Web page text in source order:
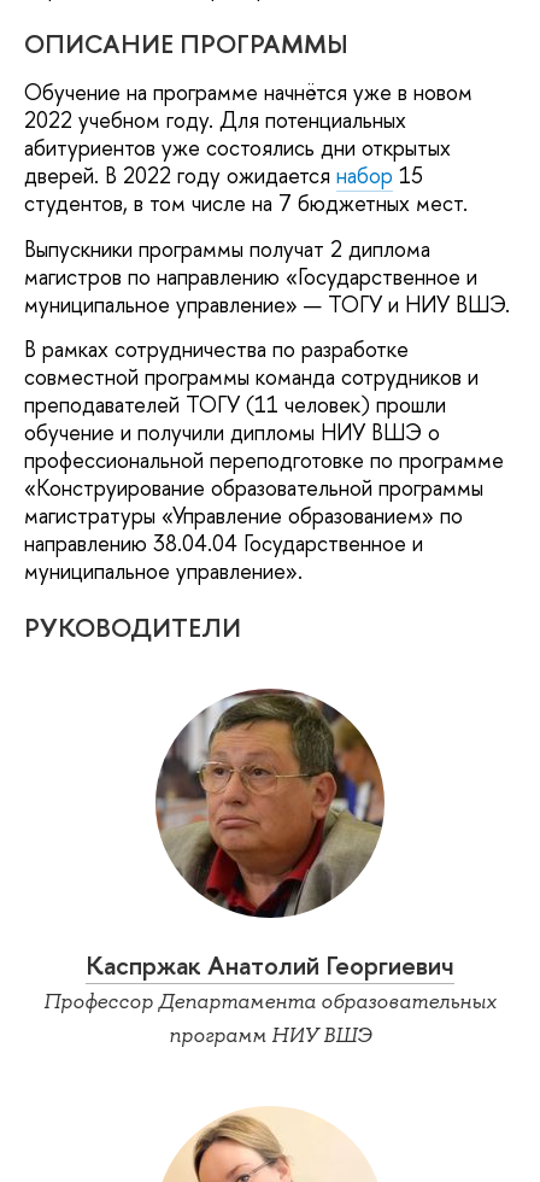
ОПИСАНИЕ ПРОГРАММЫ
Обучение на программе начнётся уже в новом
2022 учебном году. Для потенциальных
абитуриентов уже состоялись дни открытых
дверей. В 2022 году ожидается набор 15
студентов, в том числе на 7 бюджетных мест.
Выпускники программы получат 2 диплома
магистров по направлению «Государственное и
муниципальное управление» — ТОГУ и НИУ ВШЭ.
В рамках сотрудничества по разработке
совместной программы команда сотрудников и
преподавателей ТОГУ (11 человек) прошли
обучение и получили дипломы НИУ ВШЭ о
профессиональной переподготовке по программе
«Конструирование образовательной программы
магистратуры «Управление образованием» по
направлению 38.04.04 Государственное и
муниципальное управление».
РУКОВОДИТЕЛИ
Каспржак Анатолий Георгиевич
Профессор Департамента образовательных
программ НИУ ВШЭ